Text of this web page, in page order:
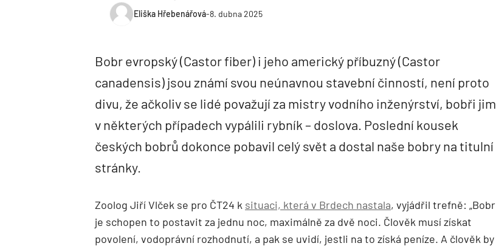
Eliška Hřebenářová-8. dubna 2025
Bobr evropský (Castor fiber) i jeho americký příbuzný (Castor
canadensis) jsou známí svou neúnavnou stavební činností, není proto
divu, že ačkoliv se lidé považují za mistry vodního inženýrství, bobři jim
v některých případech vypálili rybník – doslova. Poslední kousek
českých bobrů dokonce pobavil celý svět a dostal naše bobry na titulní
stránky.
Zoolog Jiří Vlček se pro ČT24 k situaci, která v Brdech nastala, vyjádřil trefně: „Bobr
je schopen to postavit za jednu noc, maximálně za dvě noci. Člověk musí získat
povolení, vodoprávní rozhodnutí, a pak se uvidí, jestli na to získá peníze. A člověk by